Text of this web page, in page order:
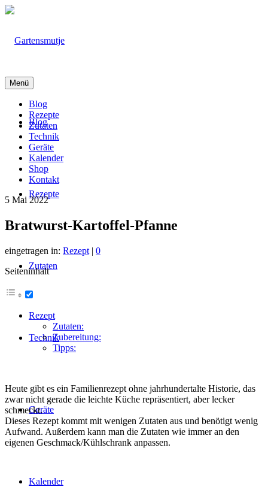
Blog
Rezepte
Zutaten
Technik
Geräte
Kalender
Menü
Blog
Rezepte
Zutaten
Technik
Geräte
Kalender
Shop
Kontakt
5 Mai 2022
Bratwurst-Kartoffel-Pfanne
eingetragen in: Rezept | 0
Seiteninhalt
Rezept
Zutaten:
Zubereitung:
Tipps:
Heute gibt es ein Familienrezept ohne jahrhundertalte Historie, das
zwar nicht gerade die leichte Küche repräsentiert, aber lecker
schmeckt.
Dieses Rezept kommt mit wenigen Zutaten aus und benötigt wenig
Aufwand. Außerdem kann man die Zutaten wie immer an den
eigenen Geschmack/Kühlschrank anpassen.